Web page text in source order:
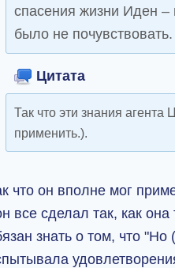
спасения жизни Иден –
было не почувствовать.
Цитата
Так что эти знания
применить.).
что он вполне мог
все сделал так, как
знать о том, что